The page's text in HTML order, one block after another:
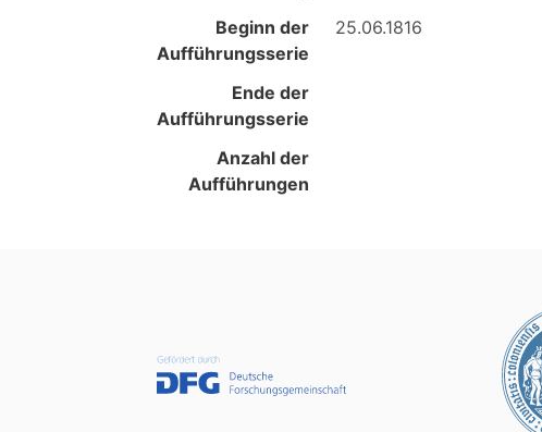
Beginn der
Aufführungsserie
25.06.1816
Ende der
Aufführungsserie
Anzahl der
Aufführungen